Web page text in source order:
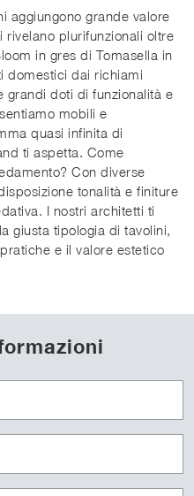
aggiungono grande valore
rivelano plurifunzionali oltre
in gres di Tomasella in
domestici dai richiami
grandi doti di funzionalità e
mobili e
quasi infinita di
ti aspetta. Come
Con diverse
tonalità e finiture
I nostri architetti ti
giusta tipologia di tavolini,
e il valore estetico